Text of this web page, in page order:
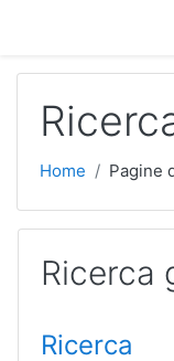
Home Pagine
Ricerca
Ricerca